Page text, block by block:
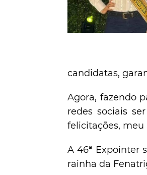
candidatas,
Agora, fazendo
redes sociais
felicitações,
A 46ª Expointer
rainha da